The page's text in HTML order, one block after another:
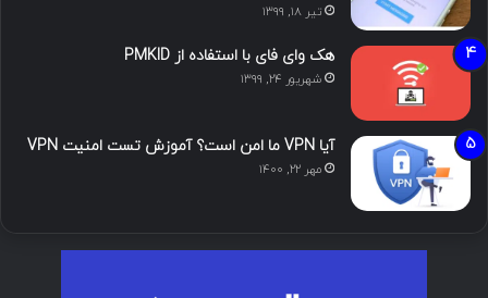
تیر ۱۸, ۱۳۹۹
هک وای فای با استفاده از PMKID
شهریور ۲۴, ۱۳۹۹
آیا VPN ما امن است؟ آموزش تست امنیت VPN
مهر ۲۲, ۱۴۰۰